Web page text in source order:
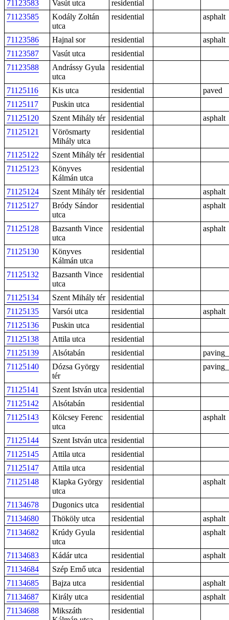
71123583
Vasút utca
residential
71123585
Kodály Zoltán
utca
residential asphalt
71123586 Hajnal sor residential
asphalt
71123587
Vasút utca
residential
71123588
Andrássy Gyula
utca
residential
71125116 Kis utca residential
paved
71125117
Puskin utca
residential
71125120
Szent Mihály tér residential
asphalt
71125121
Vörösmarty
Mihály utca
residential
71125122 Szent Mihály tér
residential
71125123
Könyves
Kálmán utca
residential
71125124 Szent Mihály tér residential
asphalt
71125127
Bródy Sándor
utca
residential asphalt
71125128
Bazsanth Vince
utca
residential asphalt
71125130
Könyves
Kálmán utca
residential
71125132
Bazsanth Vince
utca
residential
71125134 Szent Mihály tér
residential
71125135
Varsói utca residential
asphalt
71125136
Puskin utca
residential
71125138
Attila utca
residential
71125139
Alsótabán residential
71125140
Dózsa György
tér
residential
71125141 Szent István utca residential
71125142
Alsótabán
residential
71125143
Kölcsey Ferenc
utca
residential asphalt
71125144 Szent István utca residential
71125145
Attila utca
residential
71125147
Attila utca
residential
71125148
Klapka György
utca
residential asphalt
71134678 Dugonics utca
residential
71134680
Thököly utca residential
asphalt
71134682
Krúdy Gyula
utca
residential asphalt
71134683 Kádár utca residential
asphalt
71134684
Szép Ernő utca
residential
71134685
Bajza utca residential
asphalt
71134687
Király utca residential
asphalt
71134688
Mikszáth
residential